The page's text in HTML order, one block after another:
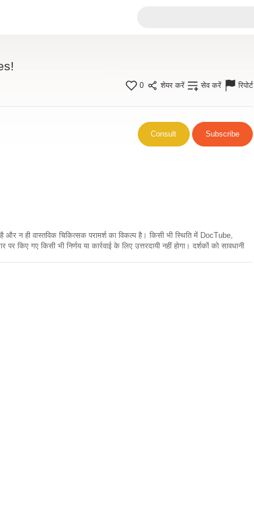
0 शेयर करें सेव करें रिपोर्ट
Consult Subscribe
न ही वास्तविक चिकित्सक परामर्श का विकल्प है। किसी भी स्थिति में DocTube,
गए किसी भी निर्णय या कार्रवाई के लिए उत्तरदायी नहीं होगा। दर्शकों को सावधानी